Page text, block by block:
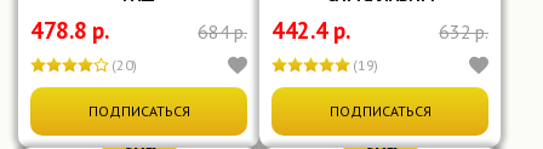
Показать ещё
478.8 р. 684 р.
(20)
ПОДПИСАТЬСЯ
442.4 р. 632 р.
(19)
ПОДПИСАТЬСЯ